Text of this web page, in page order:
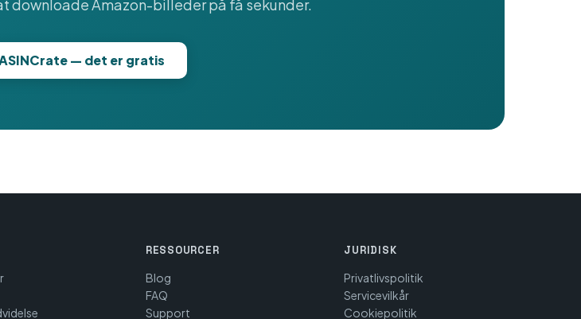
downloade Amazon-billeder på få sekunder.
— det er gratis
RESSOURCER
Blog
FAQ
Support
JURIDISK
Privatlivspolitik
Servicevilkår
Cookiepolitik